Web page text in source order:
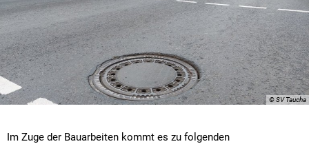
© SV Taucha
Im Zuge der Bauarbeiten kommt es zu folgenden